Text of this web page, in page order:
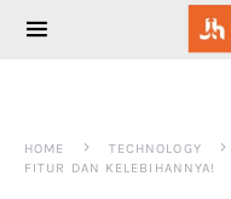
SEARCH FOR:
HOME TECHNOLOGY
FITUR DAN KELEBIHANNYA!